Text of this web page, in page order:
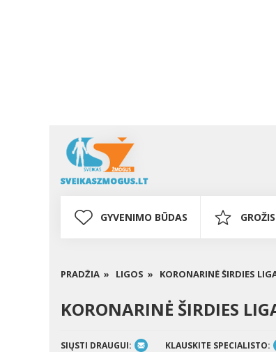
GYVENIMO BŪDAS GROŽIS
PRADŽIA » LIGOS » KORONARINĖ ŠIRDIES
KORONARINĖ ŠIRDIES
SIŲSTI DRAUGUI: KLAUSKITE SPECIALISTO: